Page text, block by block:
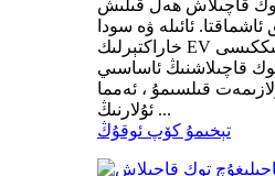
قاچىلاش ھەل قىلىش
ئاشماقتا. ئائىلە ۋە سودا
خاراكتېرلىك EV توك قاچىلىغۇچ ھەر ئىككىسى
قاچىلاشنىڭ ئاساسىي
قىلسىمۇ ، ئەمما
ئۇلارنىڭ ...
تېخىمۇ كۆپ ئوقۇڭ